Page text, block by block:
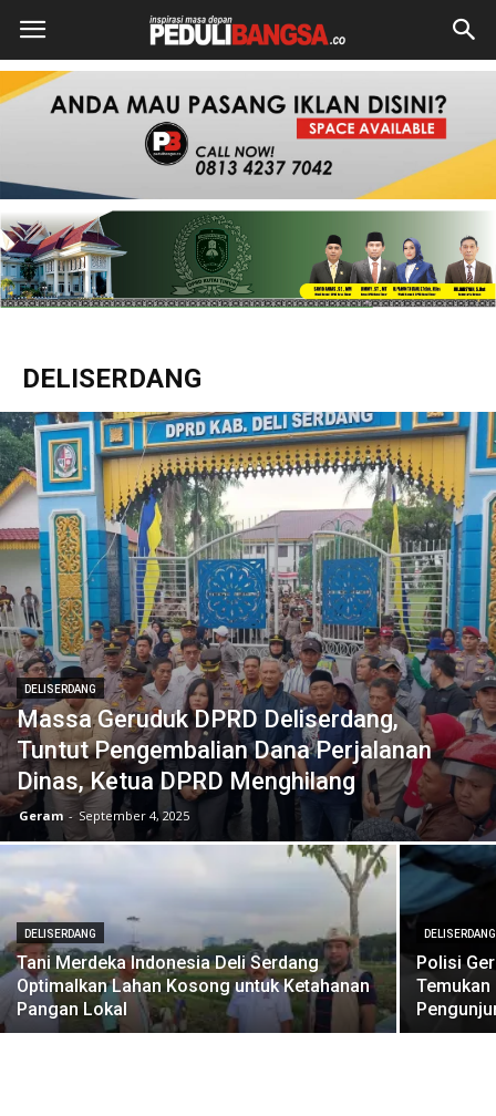
DELISERDANG
DELISERDANG
Massa Geruduk DPRD Deliserdang,
Tuntut Pengembalian Dana Perjalanan
Dinas, Ketua DPRD Menghilang
Geram - September 4, 2025
DELISERDANG
Tani Merdeka Indonesia Deli Serdang
Optimalkan Lahan Kosong untuk Ketahanan
Pangan Lokal
DELISERDANG
Polisi